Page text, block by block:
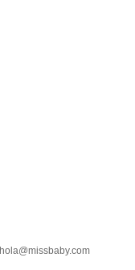
hola@missbaby.com